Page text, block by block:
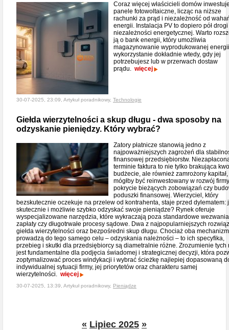
Coraz więcej właścicieli domów
panele fotowoltaiczne, licząc na niższe
rachunki za prąd i niezależność od
energii. Instalacja PV to dopiero pół
niezależności energetycznej. Warto
ją o bank energii, który umożliwia
magazynowanie wyprodukowanej
wykorzystanie dokładnie wtedy, gdy jej
potrzebujesz lub w przerwach dostaw
prądu. więcej
30-07-2025, 23:09, Artykuł poradnikowy, Technologie
Giełda wierzytelności a skup długu - dwa sposoby na
odzyskanie pieniędzy. Który wybrać?
Zatory płatnicze stanowią jedno z
najpoważniejszych zagrożeń dla
finansowej przedsiębiorstw.
terminie faktura to nie tylko brakująca
budżecie, ale również zamrożony
mógłby być reinwestowany w rozwój
pokrycie bieżących zobowiązań czy
poduszki finansowej. Wierzyciel, który
bezskutecznie oczekuje na przelew od kontrahenta, staje przed dylematem:
skutecznie i możliwie szybko odzyskać swoje pieniądze? Rynek oferuje
wyspecjalizowane narzędzia, które wykraczają poza standardowe
zapłaty czy długotrwałe procesy sądowe. Dwa z najpopularniejszych
giełda wierzytelności oraz bezpośredni skup długu. Chociaż oba
prowadzą do tego samego celu – odzyskania należności – to ich specyfika,
przebieg i skutki dla przedsiębiorcy są diametralnie różne. Zrozumienie tych
jest fundamentalne dla podjęcia świadomej i strategicznej decyzji, która
zoptymalizować proces windykacji i wybrać ścieżkę najlepiej dopasowaną
indywidualnej sytuacji firmy, jej priorytetów oraz charakteru samej
wierzytelności. więcej
30-07-2025, 13:39, Artykuł poradnikowy, Pieniądze
« Lipiec 2025 »